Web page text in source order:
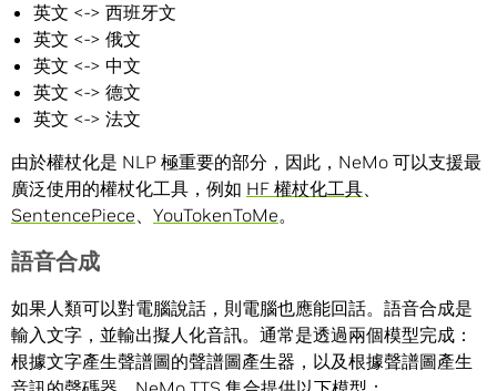
英文 <-> 西班牙文
英文 <-> 俄文
英文 <-> 中文
英文 <-> 德文
英文 <-> 法文
由於權杖化是 NLP 極重要的部分，因此，NeMo 可以支援最
廣泛使用的權杖化工具，例如 HF 權杖化工具、
SentencePiece、 YouTokenToMe。
語音合成
如果人類可以對電腦說話，則電腦也應能回話。語音合成是
輸入文字，並輸出擬人化音訊。通常是透過兩個模型完成：
根據文字產生聲譜圖的聲譜圖產生器，以及根據聲譜圖產生